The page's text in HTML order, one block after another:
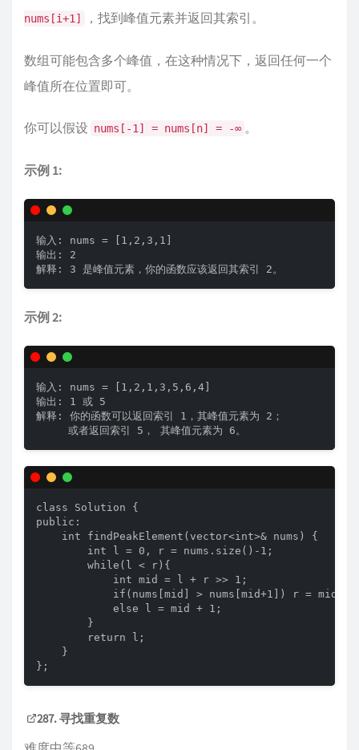
nums[i+1] ，找到峰值元素并返回其索引。
数组可能包含多个峰值，在这种情况下，返回任何一个
峰值所在位置即可。
你可以假设 nums[-1] = nums[n] = -∞ 。
示例 1:
输入: nums = [1,2,3,1]
输出: 2
解释: 3 是峰值元素，你的函数应该返回其索引 2。
示例 2:
输入: nums = [1,2,1,3,5,6,4]
输出: 1 或 5
解释: 你的函数可以返回索引 1，其峰值元素为 2；
     或者返回索引 5， 其峰值元素为 6。
class Solution {
public:
    int findPeakElement(vector<int>& nums) {
        int l = 0, r = nums.size()-1;
        while(l < r){
            int mid = l + r >> 1;
            if(nums[mid] > nums[mid+1]) r = mid;
            else l = mid + 1;
        }
        return l;
    }
};
287. 寻找重复数